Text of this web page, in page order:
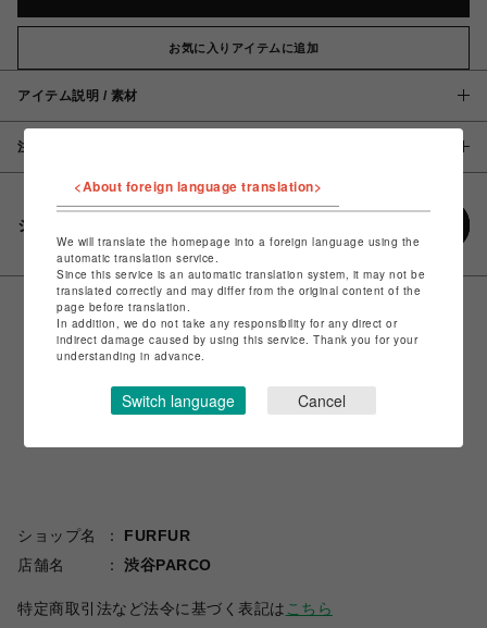
お気に入りアイテムに追加
アイテム説明 / 素材
注意事項
シェアする
ショップ名
FURFUR
店舗名
渋谷PARCO
特定商取引法など法令に基づく表記は こちら
<About foreign language translation>
We will translate the homepage into a foreign language using the
automatic translation service.
Since this service is an automatic translation system, it may not be
translated correctly and may differ from the original content of the
page before translation.
In addition, we do not take any responsibility for any direct or
indirect damage caused by using this service. Thank you for your
understanding in advance.
Switch language Cancel